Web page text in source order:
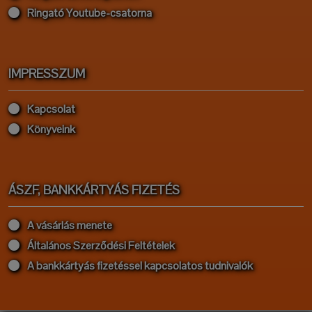
Ringató Youtube-csatorna
IMPRESSZUM
Kapcsolat
Könyveink
ÁSZF, BANKKÁRTYÁS FIZETÉS
A vásárlás menete
Általános Szerződési Feltételek
A bankkártyás fizetéssel kapcsolatos tudnivalók